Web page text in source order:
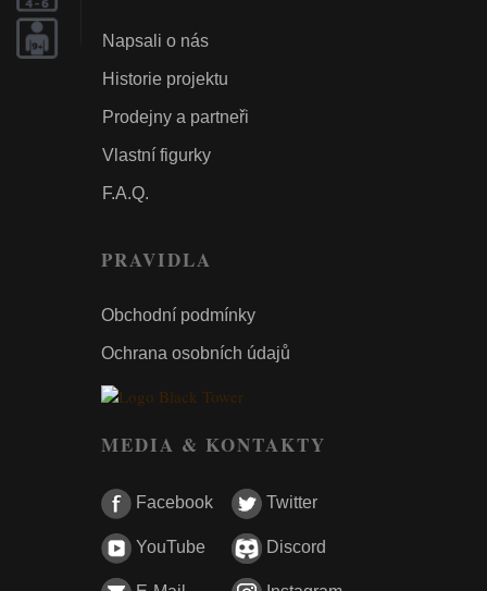
Napsali o nás
Historie projektu
Prodejny a partneři
Vlastní figurky
F.A.Q.
PRAVIDLA
Obchodní podmínky
Ochrana osobních údajů
MEDIA & KONTAKTY
Facebook Twitter
YouTube Discord